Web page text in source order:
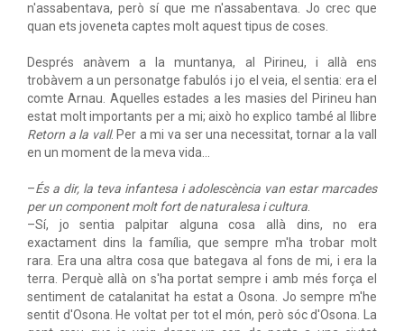
n'assabentava, però sí que me n'assabentava. Jo crec que
quan ets joveneta captes molt aquest tipus de coses.
Després anàvem a la muntanya, al Pirineu, i allà ens
trobàvem a un personatge fabulós i jo el veia, el sentia: era el
comte Arnau. Aquelles estades a les masies del Pirineu han
estat molt importants per a mi; això ho explico també al llibre
Retorn a la vall. Per a mi va ser una necessitat, tornar a la vall
en un moment de la meva vida…
–És a dir, la teva infantesa i adolescència van estar marcades
per un component molt fort de naturalesa i cultura
–Sí, jo sentia palpitar alguna cosa allà dins, no era
exactament dins la família, que sempre m'ha trobar molt
rara. Era una altra cosa que bategava al fons de mi, i era la
terra. Perquè allà on s'ha portat sempre i amb més força el
sentiment de catalanitat ha estat a Osona. Jo sempre m'he
sentit d'Osona. He voltat per tot el món, però sóc d'Osona. La